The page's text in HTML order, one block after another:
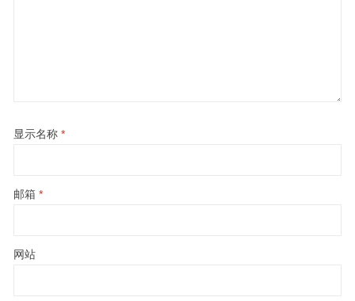
显示名称 *
邮箱 *
网站